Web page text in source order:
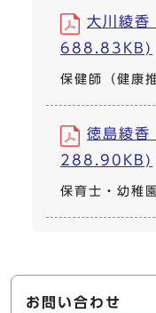
大川綾
688.83KB)
保健師（健康
徳島綾
288.90KB)
保育士・幼稚
お問い合わせ